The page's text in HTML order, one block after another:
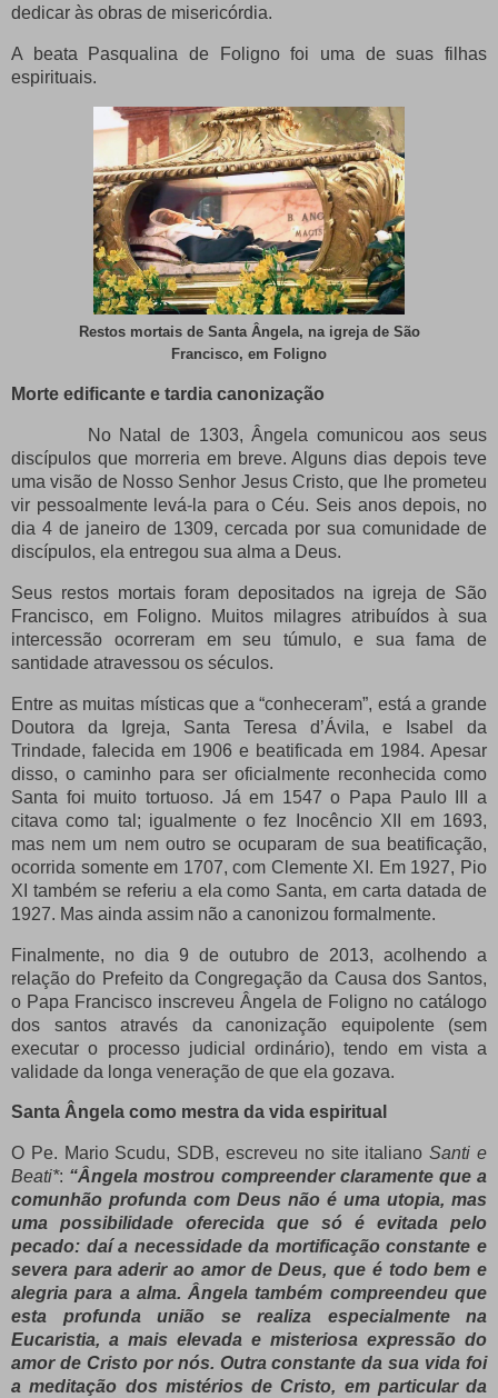
dedicar às obras de misericórdia.
A beata Pasqualina de Foligno foi uma de suas filhas
espirituais.
Restos mortais de Santa Ângela, na igreja de São
Francisco, em Foligno
Morte edificante e tardia canonização
No Natal de 1303, Ângela comunicou aos seus
discípulos que morreria em breve. Alguns dias depois teve
uma visão de Nosso Senhor Jesus Cristo, que lhe prometeu
vir pessoalmente levá-la para o Céu. Seis anos depois, no
dia 4 de janeiro de 1309, cercada por sua comunidade de
discípulos, ela entregou sua alma a Deus.
Seus restos mortais foram depositados na igreja de São
Francisco, em Foligno. Muitos milagres atribuídos à sua
intercessão ocorreram em seu túmulo, e sua fama de
santidade atravessou os séculos.
Entre as muitas místicas que a “conheceram”, está a grande
Doutora da Igreja, Santa Teresa d’Ávila, e Isabel da
Trindade, falecida em 1906 e beatificada em 1984. Apesar
disso, o caminho para ser oficialmente reconhecida como
Santa foi muito tortuoso. Já em 1547 o Papa Paulo III a
citava como tal; igualmente o fez Inocêncio XII em 1693,
mas nem um nem outro se ocuparam de sua beatificação,
ocorrida somente em 1707, com Clemente XI. Em 1927, Pio
XI também se referiu a ela como Santa, em carta datada de
1927. Mas ainda assim não a canonizou formalmente.
Finalmente, no dia 9 de outubro de 2013, acolhendo a
relação do Prefeito da Congregação da Causa dos Santos,
o Papa Francisco inscreveu Ângela de Foligno no catálogo
dos santos através da canonização equipolente (sem
executar o processo judicial ordinário), tendo em vista a
validade da longa veneração de que ela gozava.
Santa Ângela como mestra da vida espiritual
O Pe. Mario Scudu, SDB, escreveu no site italianoSanti e
Beati*: “Ângela mostrou compreender claramente que a
comunhão profunda com Deus não é uma utopia, mas
uma possibilidade oferecida que só é evitada pelo
pecado: daí a necessidade da mortificação constante e
severa para aderir ao amor de Deus, que é todo bem e
alegria para a alma. Ângela também compreendeu que
esta profunda união se realiza especialmente na
Eucaristia, a mais elevada e misteriosa expressão do
amor de Cristo por nós. Outra constante da sua vida foi
a meditação dos mistérios de Cristo, em particular da